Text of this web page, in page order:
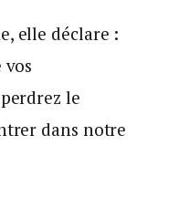
elle déclare :
le
dans notre